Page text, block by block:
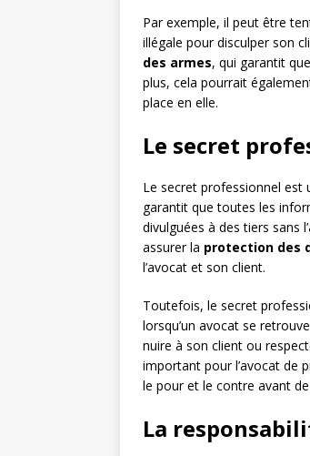
Par exemple, il peut être
illégale pour disculper son
des armes, qui garantit
plus, cela pourrait
place en elle.
Le secret
Le secret professionnel est
garantit que toutes les
divulguées à des tiers sans
assurer la protection des
l’avocat et son client.
Toutefois, le secret
lorsqu’un avocat se
nuire à son client ou
important pour l’avocat de
le pour et le contre avant
La